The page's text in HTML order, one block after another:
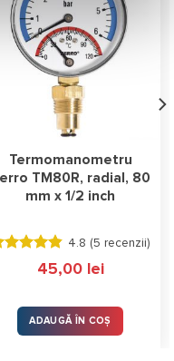
Termomanometru
TM80R, radial, 80
mm x 1/2 inch
la
stele
4.8 (5 recenzii)
45,00 lei
ADAUGĂ ÎN COȘ